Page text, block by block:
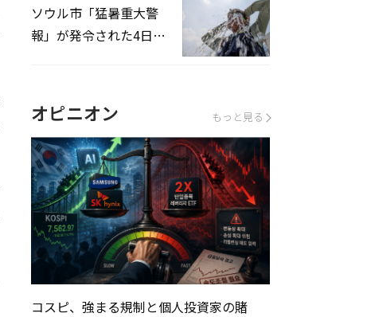
ソウル市「猛暑重大警
報」が発令された4日、
オピニオン もっと見る
コスピ、強まる規制と個人投資家の賭